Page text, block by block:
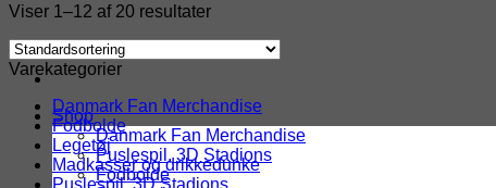
Shop
Danmark Fan Merchandise
Puslespil, 3D Stadions
Fodbolde
Viser 1–12 af 20 resultater
Varekategorier
Danmark Fan Merchandise
Fodbolde
Legetøj
Madkasser og drikkedunke
Puslespil, 3D Stadions